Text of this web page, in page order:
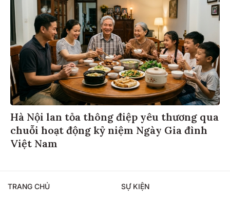
Hà Nội lan tỏa thông điệp yêu thương qua
chuỗi hoạt động kỷ niệm Ngày Gia đình
Việt Nam
TRANG CHỦ SỰ KIỆN